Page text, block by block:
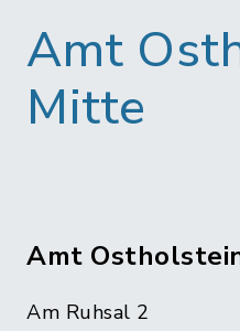
Amt
Mitte
Amt
Am Ruhsal 2